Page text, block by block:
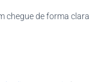
chegue de forma clara